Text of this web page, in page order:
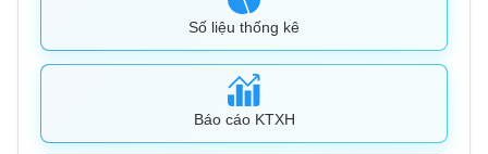
Số liệu thống kê
Báo cáo KTXH